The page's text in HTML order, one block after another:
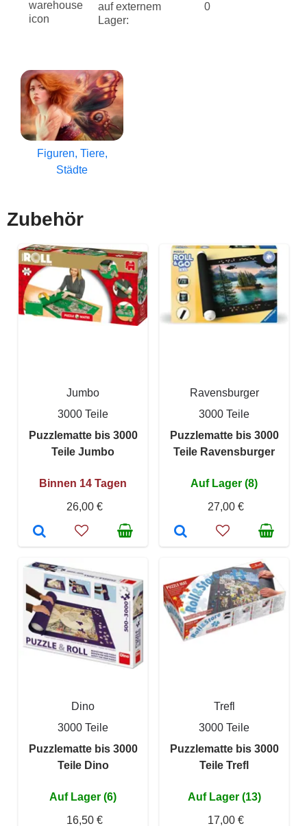
auf externem
Lager:
0
Figuren, Tiere,
Städte
Zubehör
Jumbo
3000 Teile
Puzzlematte bis 3000
Teile Jumbo
Binnen 14 Tagen
26,00 €
Ravensburger
3000 Teile
Puzzlematte bis 3000
Teile Ravensburger
Auf Lager (8)
27,00 €
Dino
3000 Teile
Puzzlematte bis 3000
Teile Dino
Auf Lager (6)
16,50 €
Trefl
3000 Teile
Puzzlematte bis 3000
Teile Trefl
Auf Lager (13)
17,00 €